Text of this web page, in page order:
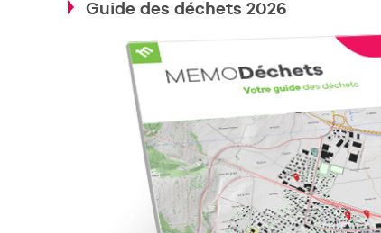
Guide des déchets 2026